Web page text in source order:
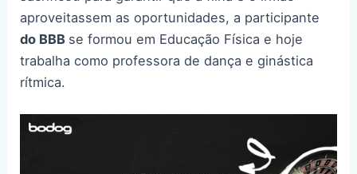
aproveitassem as oportunidades, a participante
do BBB se formou em Educação Física e hoje
trabalha como professora de dança e ginástica
rítmica.